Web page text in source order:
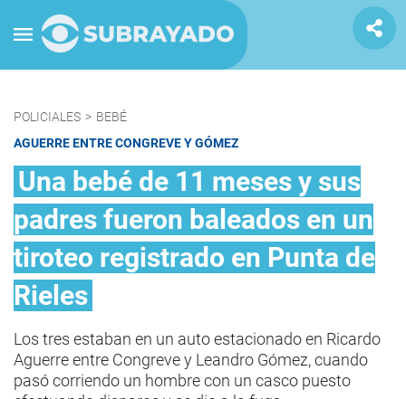
POLICIALES > BEBÉ
AGUERRE ENTRE CONGREVE Y GÓMEZ
Una bebé de 11 meses y sus
padres fueron baleados en un
tiroteo registrado en Punta de
Rieles
Los tres estaban en un auto estacionado en Ricardo
Aguerre entre Congreve y Leandro Gómez, cuando
pasó corriendo un hombre con un casco puesto